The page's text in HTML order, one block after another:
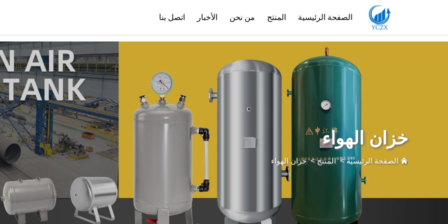
var images = document.getElementsByTagName('img'); for (var i = 0; i < images.length; i++) { if (!images[i].getAttribute('alt')) { images[i].setAttribute('alt', ''); } }
الصفحة الرئيسية المنتج من نحن
ملف الشركة تنزيل
الأخبار اتصل بنا
خزان الهواء
الصفحة الرئيسية>المنتج>خزان الهواء